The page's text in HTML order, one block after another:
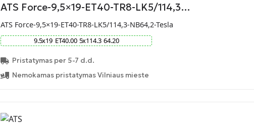
ATS Force-9,5×19-ET40-TR8-LK5/114,3…
ATS Force-9,5×19-ET40-TR8-LK5/114,3-NB64,2-Tesla
9.5x19 ET40.00 5x114.3 64.20
Pristatymas per 5-7 d.d.
Nemokamas pristatymas Vilniaus mieste